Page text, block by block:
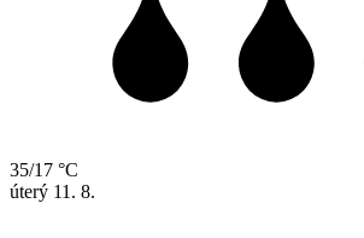
35/17 °C
úterý 11. 8.